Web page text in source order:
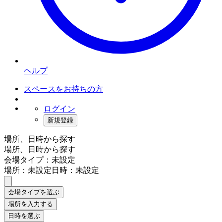
ヘルプ
スペースをお持ちの方
ログイン
新規登録
場所、日時から探す
場所、日時から探す
会場タイプ：未設定
場所：未設定日時：未設定
会場タイプを選ぶ
場所を入力する
日時を選ぶ